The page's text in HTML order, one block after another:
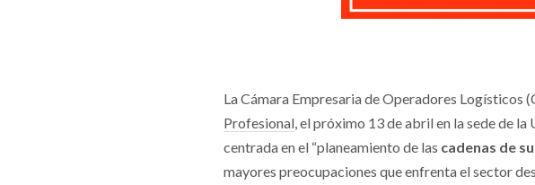
La Cámara Empresaria de Operadores Logísticos
Profesional , el próximo 13 de abril en la sede de
centrada en el “planeamiento de las cadenas de
mayores preocupaciones que enfrenta el sector